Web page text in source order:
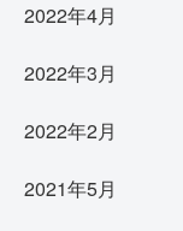
2022年4月
2022年3月
2022年2月
2021年5月